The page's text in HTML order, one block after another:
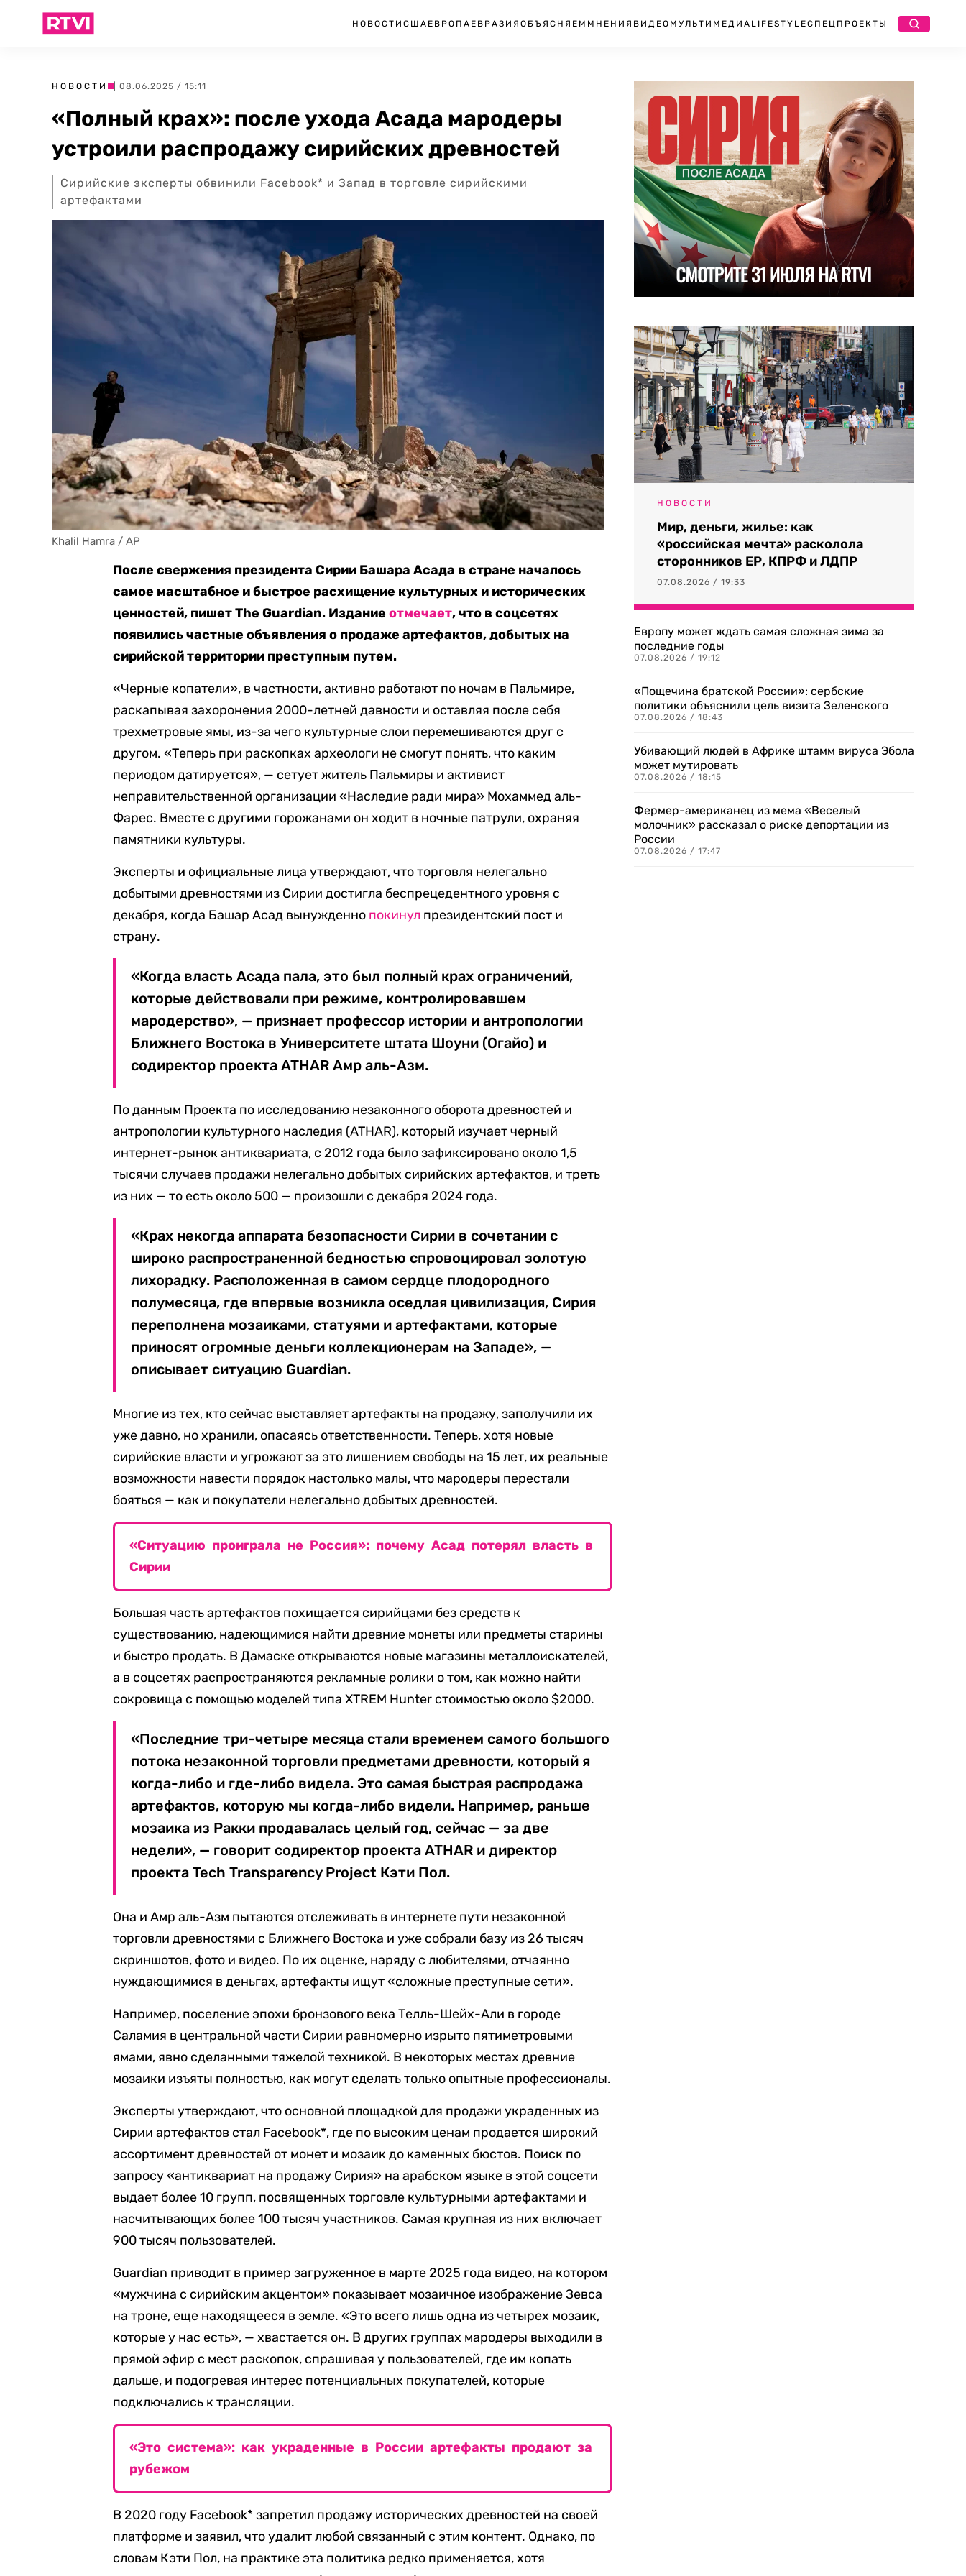
НОВОСТИ США ЕВРОПА ЕВРАЗИЯ ОБЪЯСНЯЕМ МНЕНИЯ ВИДЕО МУЛЬТИМЕДИА LIFESTYLEСПЕЦПРОЕКТЫ
НОВОСТИ | 08.06.2025 / 15:11
«Полный крах»: после ухода Асада мародеры
устроили распродажу сирийских древностей
Сирийские эксперты обвинили Facebook* и Запад в торговле сирийскими
артефактами
Khalil Hamra / AP
После свержения президента Сирии Башара Асада в стране началось
самое масштабное и быстрое расхищение культурных и исторических
ценностей, пишет The Guardian. Изданиеотмечает, что в соцсетях
появились частные объявления о продаже артефактов, добытых на
сирийской территории преступным путем.
«Черные копатели», в частности, активно работают по ночам в Пальмире,
раскапывая захоронения 2000-летней давности и оставляя после себя
трехметровые ямы, из-за чего культурные слои перемешиваются друг с
другом. «Теперь при раскопках археологи не смогут понять, что каким
периодом датируется», — сетует житель Пальмиры и активист
неправительственной организации «Наследие ради мира» Мохаммед аль-
Фарес. Вместе с другими горожанами он ходит в ночные патрули, охраняя
памятники культуры.
Эксперты и официальные лица утверждают, что торговля нелегально
добытыми древностями из Сирии достигла беспрецедентного уровня с
декабря, когда Башар Асад вынужденно покинул президентский пост и
страну.
«Когда власть Асада пала, это был полный крах ограничений,
которые действовали при режиме, контролировавшем
мародерство», — признает профессор истории и антропологии
Ближнего Востока в Университете штата Шоуни (Огайо) и
содиректор проекта ATHAR Амр аль-Азм.
По данным Проекта по исследованию незаконного оборота древностей и
антропологии культурного наследия (ATHAR), который изучает черный
интернет-рынок антиквариата, с 2012 года было зафиксировано около 1,5
тысячи случаев продажи нелегально добытых сирийских артефактов, и треть
из них — то есть около 500 — произошли с декабря 2024 года.
«Крах некогда аппарата безопасности Сирии в сочетании с
широко распространенной бедностью спровоцировал золотую
лихорадку. Расположенная в самом сердце плодородного
полумесяца, где впервые возникла оседлая цивилизация, Сирия
переполнена мозаиками, статуями и артефактами, которые
приносят огромные деньги коллекционерам на Западе», —
описывает ситуацию Guardian.
Многие из тех, кто сейчас выставляет артефакты на продажу, заполучили их
уже давно, но хранили, опасаясь ответственности. Теперь, хотя новые
сирийские власти и угрожают за это лишением свободы на 15 лет, их реальные
возможности навести порядок настолько малы, что мародеры перестали
бояться — как и покупатели нелегально добытых древностей.
«Ситуацию проиграла не Россия»: почему Асад потерял власть в
Сирии
Большая часть артефактов похищается сирийцами без средств к
существованию, надеющимися найти древние монеты или предметы старины
и быстро продать. В Дамаске открываются новые магазины металлоискателей,
а в соцсетях распространяются рекламные ролики о том, как можно найти
сокровища с помощью моделей типа XTREM Hunter стоимостью около $2000.
«Последние три-четыре месяца стали временем самого большого
потока незаконной торговли предметами древности, который я
когда-либо и где-либо видела. Это самая быстрая распродажа
артефактов, которую мы когда-либо видели. Например, раньше
мозаика из Ракки продавалась целый год, сейчас — за две
недели», — говорит содиректор проекта ATHAR и директор
проекта Tech Transparency Project Кэти Пол.
Она и Амр аль-Азм пытаются отслеживать в интернете пути незаконной
торговли древностями с Ближнего Востока и уже собрали базу из 26 тысяч
скриншотов, фото и видео. По их оценке, наряду с любителями, отчаянно
нуждающимися в деньгах, артефакты ищут «сложные преступные сети».
Например, поселение эпохи бронзового века Телль-Шейх-Али в городе
Саламия в центральной части Сирии равномерно изрыто пятиметровыми
ямами, явно сделанными тяжелой техникой. В некоторых местах древние
мозаики изъяты полностью, как могут сделать только опытные профессионалы.
Эксперты утверждают, что основной площадкой для продажи украденных из
Сирии артефактов стал Facebook*, где по высоким ценам продается широкий
ассортимент древностей от монет и мозаик до каменных бюстов. Поиск по
запросу «антиквариат на продажу Сирия» на арабском языке в этой соцсети
выдает более 10 групп, посвященных торговле культурными артефактами и
насчитывающих более 100 тысяч участников. Самая крупная из них включает
900 тысяч пользователей.
Guardian приводит в пример загруженное в марте 2025 года видео, на котором
«мужчина с сирийским акцентом» показывает мозаичное изображение Зевса
на троне, еще находящееся в земле. «Это всего лишь одна из четырех мозаик,
которые у нас есть», — хвастается он. В других группах мародеры выходили в
прямой эфир с мест раскопок, спрашивая у пользователей, где им копать
дальше, и подогревая интерес потенциальных покупателей, которые
подключались к трансляции.
«Это система»: как украденные в России артефакты продают за
рубежом
В 2020 году Facebook* запретил продажу исторических древностей на своей
платформе и заявил, что удалит любой связанный с этим контент. Однако, по
словам Кэти Пол, на практике эта политика редко применяется, хотя
НОВОСТИ
Мир, деньги, жилье: как
«российская мечта» расколола
сторонников ЕР, КПРФ и ЛДПР
07.08.2026 / 19:33
Европу может ждать самая сложная зима за
последние годы
07.08.2026 / 19:12
«Пощечина братской России»: сербские
политики объяснили цель визита Зеленского
07.08.2026 / 18:43
Убивающий людей в Африке штамм вируса Эбола
может мутировать
07.08.2026 / 18:15
Фермер-американец из мема «Веселый
молочник» рассказал о риске депортации из
России
07.08.2026 / 17:47